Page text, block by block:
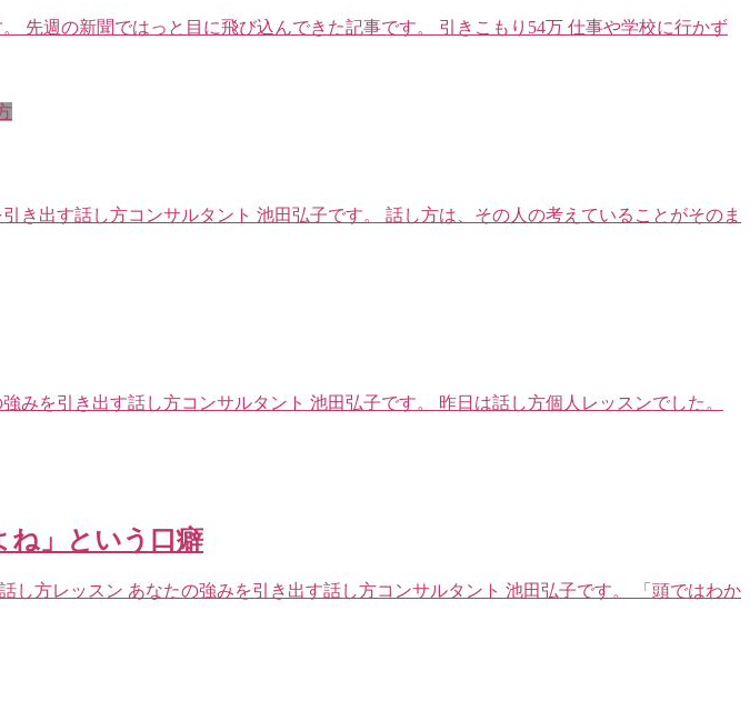
先週の新聞ではっと目に飛び込んできた記事です。 引きこもり54万 仕事や学校に行かず
き出す話し方コンサルタント 池田弘子です。 話し方は、その人の考えていることがそのま
を引き出す話し方コンサルタント 池田弘子です。 昨日は話し方個人レッスンでした。
ね」という口癖
し方レッスン あなたの強みを引き出す話し方コンサルタント 池田弘子です。 「頭ではわか